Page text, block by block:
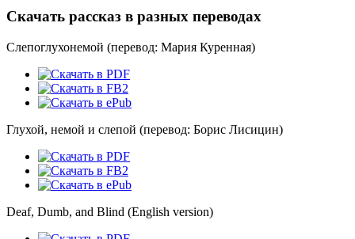
Скачать рассказ в разных переводах
Слепоглухонемой (перевод: Мария Куренная)
Глухой, немой и слепой (перевод: Борис Лисицин)
Deaf, Dumb, and Blind (English version)